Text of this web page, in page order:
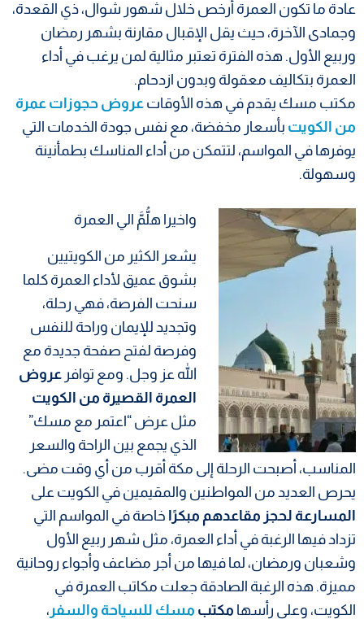
عادة ما تكون العمرة أرخص خلال شهور شوال، ذي القعدة،
وجمادى الآخرة، حيث يقل الإقبال مقارنة بشهر رمضان
وربيع الأول. هذه الفترة تعتبر مثالية لمن يرغب في أداء
العمرة بتكاليف معقولة وبدون ازدحام.
مكتب مسك يقدم في هذه الأوقات عروض حجوزات عمرة
من الكويت بأسعار مخفضة، مع نفس جودة الخدمات التي
يوفرها في المواسم، لتتمكن من أداء المناسك بطمأنينة
وسهولة.
واخيرا هلُّمَّ الي العمرة
يشعر الكثير من الكويتيين
بشوق عميق لأداء العمرة كلما
سنحت الفرصة، فهي رحلة،
وتجديد للإيمان وراحة للنفس
وفرصة لفتح صفحة جديدة مع
الله عز وجل. ومع توافر عروض
العمرة القصيرة من الكويت
مثل عرض “اعتمر مع مسك”
الذي يجمع بين الراحة والسعر
المناسب، أصبحت الرحلة إلى مكة أقرب من أي وقت مضى.
يحرص العديد من المواطنين والمقيمين في الكويت على
المسارعة لحجز مقاعدهم مبكرًا خاصة في المواسم التي
تزداد فيها الرغبة في أداء العمرة، مثل شهر ربيع الأول
وشعبان ورمضان، لما فيها من أجر مضاعف وأجواء روحانية
مميزة. هذه الرغبة الصادقة جعلت مكاتب العمرة في
الكويت، وعلى رأسها مكتب مسك للسياحة والسفر ،